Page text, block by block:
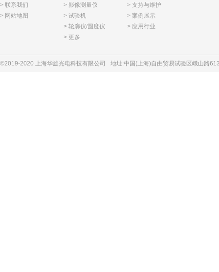
> 联系我们
> 网站地图
> 影像测量仪
> 试验机
> 轮廓仪/圆度仪
> 更多
> 支持与维护
> 案例展示
> 应用行业
©2019-2020 上海华旋光电科技有限公司 地址:中国(上海)自由贸易试验区峨山路